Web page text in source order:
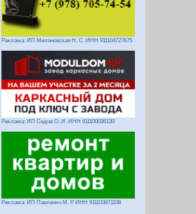
Реклама: ИП Миляновская Н. С. ИНН 911104727675
Реклама: ИП Седов О. И. ИНН 911100036130
Реклама: ИП Павленко М. Р. ИНН 911103871108